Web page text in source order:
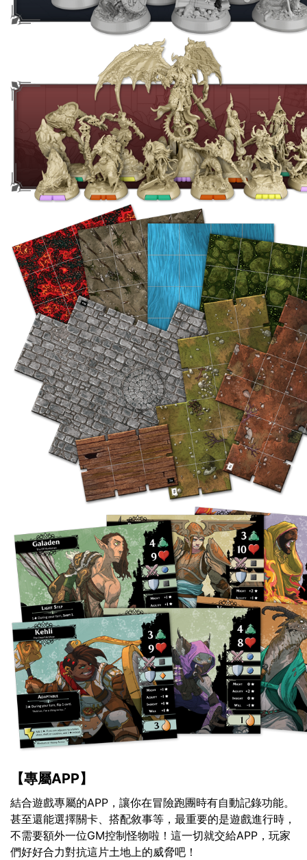
【專屬APP】
結合遊戲專屬的APP，讓你在冒險跑團時有自動記錄功能。
甚至還能選擇關卡、搭配敘事等，最重要的是遊戲進行時，
不需要額外一位GM控制怪物啦！這一切就交給APP，玩家
們好好合力對抗這片土地上的威脅吧！